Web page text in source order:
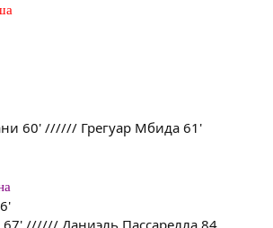
60' ////// Грегуар Мбида 61'
////// Даниэль Пассарелла 84